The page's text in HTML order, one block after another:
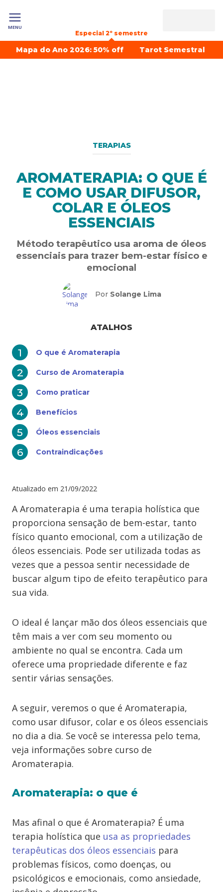
MENU
Especial 2º semestre
Mapa do Ano 2026: 50% off Tarot Semestral
TERAPIAS
AROMATERAPIA: O QUE É
E COMO USAR DIFUSOR,
COLAR E ÓLEOS
ESSENCIAIS
Método terapêutico usa aroma de óleos
essenciais para trazer bem-estar físico e
emocional
Por Solange Lima
ATALHOS
O que é Aromaterapia
Curso de Aromaterapia
Como praticar
Benefícios
Óleos essenciais
Contraindicações
Atualizado em 21/09/2022
A Aromaterapia é uma terapia holística que
proporciona sensação de bem-estar, tanto
físico quanto emocional, com a utilização de
óleos essenciais. Pode ser utilizada todas as
vezes que a pessoa sentir necessidade de
buscar algum tipo de efeito terapêutico para
sua vida.
O ideal é lançar mão dos óleos essenciais que
têm mais a ver com seu momento ou
ambiente no qual se encontra. Cada um
oferece uma propriedade diferente e faz
sentir várias sensações.
A seguir, veremos o que é Aromaterapia,
como usar difusor, colar e os óleos essenciais
no dia a dia. Se você se interessa pelo tema,
veja informações sobre curso de
Aromaterapia.
Aromaterapia: o que é
Mas afinal o que é Aromaterapia? É uma
terapia holística que usa as propriedades
terapêuticas dos óleos essenciais para
problemas físicos, como doenças, ou
psicológicos e emocionais, como ansiedade,